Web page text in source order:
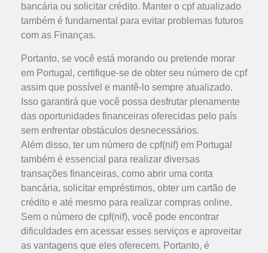
bancária ou solicitar crédito. Manter o cpf atualizado
também é fundamental para evitar problemas futuros
com as Finanças.
Portanto, se você está morando ou pretende morar
em Portugal, certifique-se de obter seu número de cpf
assim que possível e mantê-lo sempre atualizado.
Isso garantirá que você possa desfrutar plenamente
das oportunidades financeiras oferecidas pelo país
sem enfrentar obstáculos desnecessários.
Além disso, ter um número de cpf(nif) em Portugal
também é essencial para realizar diversas
transações financeiras, como abrir uma conta
bancária, solicitar empréstimos, obter um cartão de
crédito e até mesmo para realizar compras online.
Sem o número de cpf(nif), você pode encontrar
dificuldades em acessar esses serviços e aproveitar
as vantagens que eles oferecem. Portanto, é